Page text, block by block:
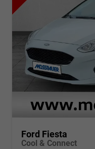
Ford Fiesta
Cool & Connect